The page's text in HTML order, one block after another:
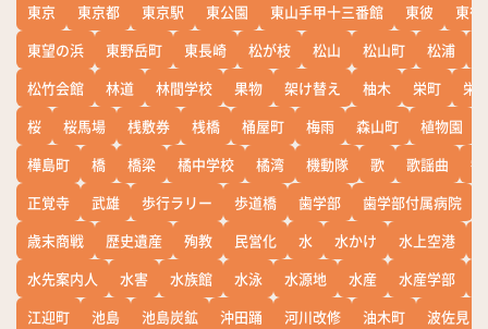
東京
東京都 東京駅 東公園 東山手甲十三番館 東彼
東彼
東望の浜
東野岳町 東長崎 松が枝 松山 松山町 松浦
松竹会館
林道 林間学校 果物 架け替え 柚木 栄町
栄
桜
桜馬場 桟敷券 桟橋 桶屋町 梅雨 森山町 植物園
樺島町
橋 橋梁 橘中学校 橘湾 機動隊 歌 歌謡曲
正覚寺
武雄 歩行ラリー 歩道橋 歯学部 歯学部付属病院
歳末商戦
歴史遺産 殉教 民営化 水 水かけ 水上空港
水先案内人
水害 水族館 水泳 水源地 水産 水産学部
江迎町
池島 池島炭鉱 沖田踊 河川改修 油木町
波佐見